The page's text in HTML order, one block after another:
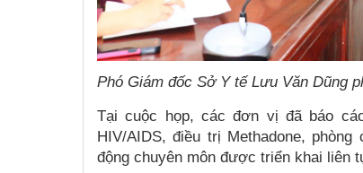
Phó Giám đốc Sở Y tế Lưu Văn Dũng
Tại cuộc họp, các đơn vị đã báo
HIV/AIDS, điều trị Methadone,
động chuyên môn được triển khai liên